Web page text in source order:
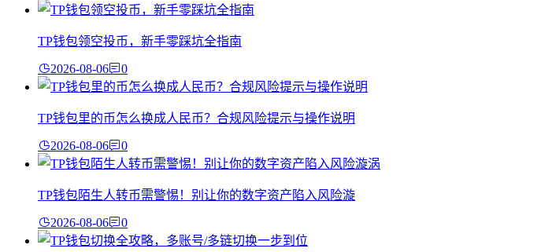
TP钱包领空投币，新手零踩坑全指南
2026-08-06 0
TP钱包里的币怎么换成人民币？合规风险提示与操作说明
2026-08-06 0
TP钱包陌生人转币需警惕！别让你的数字资产陷入风险漩
2026-08-06 0